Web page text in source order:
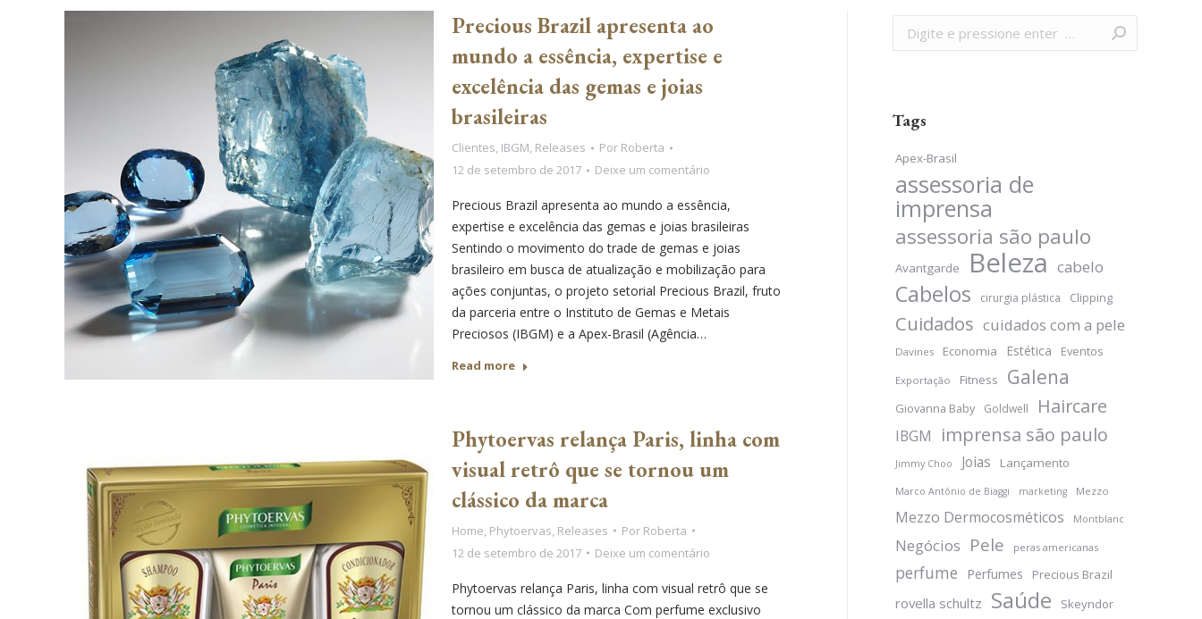
Precious Brazil apresenta ao
mundo a essência, expertise e
excelência das gemas e joias
brasileiras
Clientes, IBGM, Releases Por Roberta
12 de setembro de 2017
Deixe um comentário
Precious Brazil apresenta ao mundo a essência,
expertise e excelência das gemas e joias brasileiras
Sentindo o movimento do trade de gemas e joias
brasileiro em busca de atualização e mobilização para
ações conjuntas, o projeto setorial Precious Brazil, fruto
da parceria entre o Instituto de Gemas e Metais
Preciosos (IBGM) e a Apex-Brasil (Agência…
Read more
Phytoervas relança Paris, linha com
visual retrô que se tornou um
clássico da marca
Home Phytoervas Releases Por Roberta
12 de setembro de 2017
Deixe um comentário
Phytoervas relança Paris, linha com visual retrô que se
tornou um clássico da marca Com perfume exclusivo
Search:
Tags
Apex-Brasil
assessoria de
imprensa
assessoria são paulo
Avantgarde Beleza cabelo
Cabelos cirurgia plástica Clipping
Cuidados cuidados com a pele
Davines Economia Estética Eventos
Exportação Fitness Galena
Giovanna Baby Goldwell Haircare
IBGM imprensa são paulo
Jimmy Choo Joias Lançamento
Marco Antônio de Biaggi marketing Mezzo
Mezzo Dermocosméticos Montblanc
Negócios Pele peras americanas
perfume Perfumes Precious Brazil
rovella schultz Saúde Skeyndor